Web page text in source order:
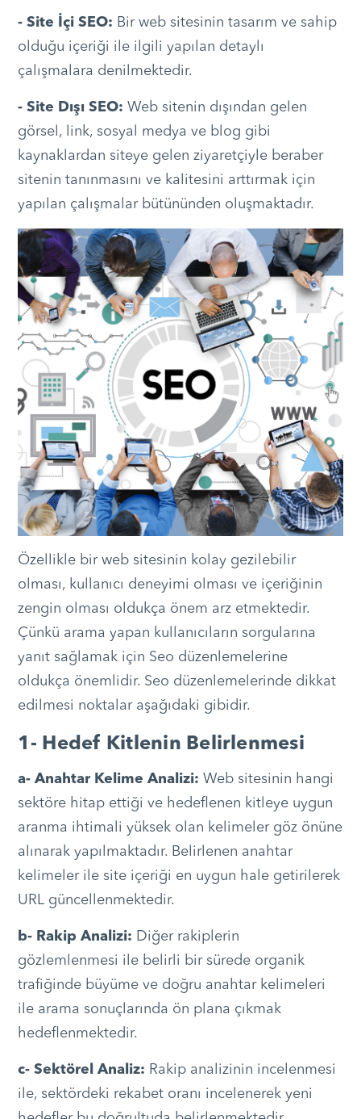
- Site İçi SEO: Bir web sitesinin tasarım ve sahip
olduğu içeriği ile ilgili yapılan detaylı
çalışmalara denilmektedir.
- Site Dışı SEO: Web sitenin dışından gelen
görsel, link, sosyal medya ve blog gibi
kaynaklardan siteye gelen ziyaretçiyle beraber
sitenin tanınmasını ve kalitesini arttırmak için
yapılan çalışmalar bütününden oluşmaktadır.
Özellikle bir web sitesinin kolay gezilebilir
olması, kullanıcı deneyimi olması ve içeriğinin
zengin olması oldukça önem arz etmektedir.
Çünkü arama yapan kullanıcıların sorgularına
yanıt sağlamak için Seo düzenlemelerine
oldukça önemlidir. Seo düzenlemelerinde dikkat
edilmesi noktalar aşağıdaki gibidir.
1- Hedef Kitlenin Belirlenmesi
a- Anahtar Kelime Analizi: Web sitesinin hangi
sektöre hitap ettiği ve hedeflenen kitleye uygun
aranma ihtimali yüksek olan kelimeler göz önüne
alınarak yapılmaktadır. Belirlenen anahtar
kelimeler ile site içeriği en uygun hale getirilerek
URL güncellenmektedir.
b- Rakip Analizi: Diğer rakiplerin
gözlemlenmesi ile belirli bir sürede organik
trafiğinde büyüme ve doğru anahtar kelimeleri
ile arama sonuçlarında ön plana çıkmak
hedeflenmektedir.
c- Sektörel Analiz: Rakip analizinin incelenmesi
ile, sektördeki rekabet oranı incelenerek yeni